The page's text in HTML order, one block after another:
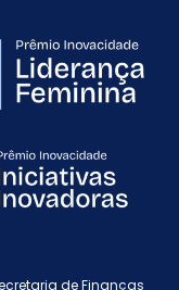
de Finanças